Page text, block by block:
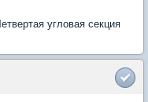
угловая секция